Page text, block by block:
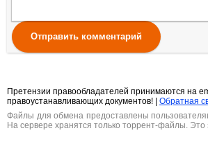
Отправить комментарий
Претензии правообладателей принимаются на
правоустанавливающих документов! |
Обратная
Файлы для обмена предоставлены
На сервере хранятся только торрент-файлы.